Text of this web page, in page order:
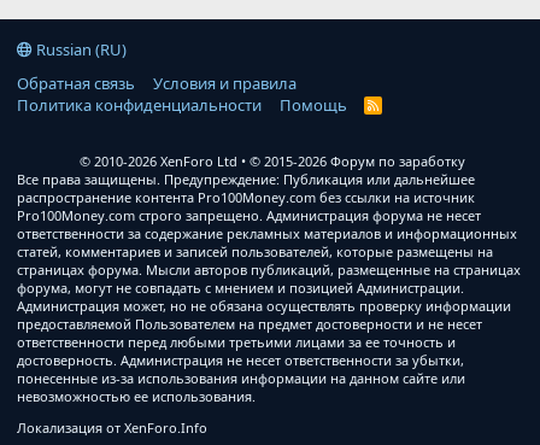
Russian (RU)
Обратная связь
Условия и правила
Политика конфиденциальности
Помощь
R
© 2010-2026 XenForo Ltd
© 2015-2026 Форум по заработку
Все права защищены. Предупреждение: Публикация или дальнейшее
распространение контента Pro100Money.com без ссылки на источник
Pro100Money.com строго запрещено. Администрация форума не несет
ответственности за содержание рекламных материалов и информационных
статей, комментариев и записей пользователей, которые размещены на
страницах форума. Мысли авторов публикаций, размещенные на страницах
форума, могут не совпадать с мнением и позицией Администрации.
Администрация может, но не обязана осуществлять проверку информации
предоставляемой Пользователем на предмет достоверности и не несет
ответственности перед любыми третьими лицами за ее точность и
достоверность. Администрация не несет ответственности за убытки,
понесенные из-за использования информации на данном сайте или
невозможностью ее использования.
Локализация от XenForo.Info